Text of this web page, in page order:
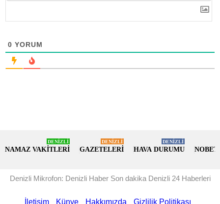
0 YORUM
NAMAZ VAKİTLERİ
DENİZLİ
GAZETELERİ
DENİZLİ
HAVA DURUMU
DENİZLİ
Denizli Mikrofon: Denizli Haber Son dakika Denizli 24 Haberleri
İletişim Künye Hakkımızda Gizlilik Politikası